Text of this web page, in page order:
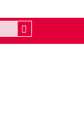
Search